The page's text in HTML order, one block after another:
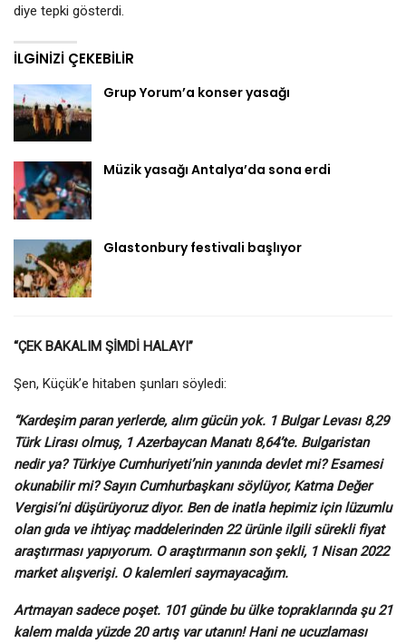
diye tepki gösterdi.
İLGINIZI ÇEKEBILIR
Grup Yorum’a konser yasağı
Müzik yasağı Antalya’da sona erdi
Glastonbury festivali başlıyor
“ÇEK BAKALIM ŞİMDİ HALAYI”
Şen, Küçük’e hitaben şunları söyledi:
“Kardeşim paran yerlerde, alım gücün yok. 1 Bulgar Levası 8,29
Türk Lirası olmuş, 1 Azerbaycan Manatı 8,64’te. Bulgaristan
nedir ya? Türkiye Cumhuriyeti’nin yanında devlet mi? Esamesi
okunabilir mi? Sayın Cumhurbaşkanı söylüyor, Katma Değer
Vergisi’ni düşürüyoruz diyor. Ben de inatla hepimiz için lüzumlu
olan gıda ve ihtiyaç maddelerinden 22 ürünle ilgili sürekli fiyat
araştırması yapıyorum. O araştırmanın son şekli, 1 Nisan 2022
market alışverişi. O kalemleri saymayacağım.
Artmayan sadece poşet. 101 günde bu ülke topraklarında şu 21
kalem malda yüzde 20 artış var utanın! Hani ne ucuzlaması